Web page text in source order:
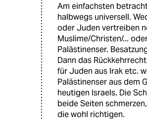
Am einfachsten
halbwegs universell.
oder Juden vertreiben
Muslime/Christen/...
Palästinenser.
Dann das
für Juden aus Irak etc.
Palästinenser aus dem
heutigen Israels. Die
beide Seiten
die wohl richtigen.